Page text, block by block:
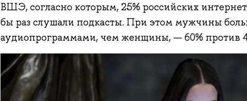
ВШЭ, согласно которым, 25% российских
бы раз слушали подкасты. При этом мужчины
аудиопрограммами, чем женщины, — 60% против